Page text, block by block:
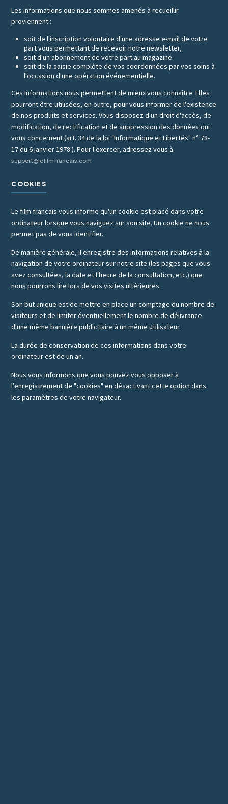
Les informations que nous sommes amenés à recueillir
proviennent :
soit de l'inscription volontaire d'une adresse e-mail de votre
part vous permettant de recevoir notre newsletter,
soit d'un abonnement de votre part au magazine
soit de la saisie complète de vos coordonnées par vos soins à
l'occasion d'une opération événementielle.
Ces informations nous permettent de mieux vous connaître. Elles
pourront être utilisées, en outre, pour vous informer de l'existence
de nos produits et services. Vous disposez d'un droit d'accès, de
modification, de rectification et de suppression des données qui
vous concernent (art. 34 de la loi "Informatique et Libertés" n° 78-
17 du 6 janvier 1978 ). Pour l'exercer, adressez vous à
support@lefilmfrancais.com
COOKIES
Le film francais vous informe qu'un cookie est placé dans votre
ordinateur lorsque vous naviguez sur son site. Un cookie ne nous
permet pas de vous identifier.
De manière générale, il enregistre des informations relatives à la
navigation de votre ordinateur sur notre site (les pages que vous
avez consultées, la date et l'heure de la consultation, etc.) que
nous pourrons lire lors de vos visites ultérieures.
Son but unique est de mettre en place un comptage du nombre de
visiteurs et de limiter éventuellement le nombre de délivrance
d'une même bannière publicitaire à un même utilisateur.
La durée de conservation de ces informations dans votre
ordinateur est de un an.
Nous vous informons que vous pouvez vous opposer à
l'enregistrement de "cookies" en désactivant cette option dans
les paramètres de votre navigateur.